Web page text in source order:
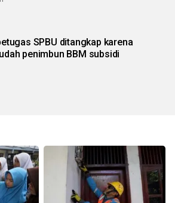
SPBU ditangkap karena
penimbun BBM subsidi